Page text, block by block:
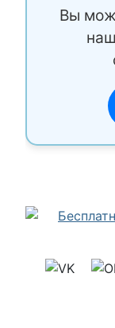
Вы